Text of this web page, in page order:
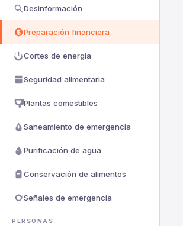
Desinformación
Preparación financiera
Cortes de energía
Seguridad alimentaria
Plantas comestibles
Saneamiento de emergencia
Purificación de agua
Conservación de alimentos
Señales de emergencia
PERSONAS